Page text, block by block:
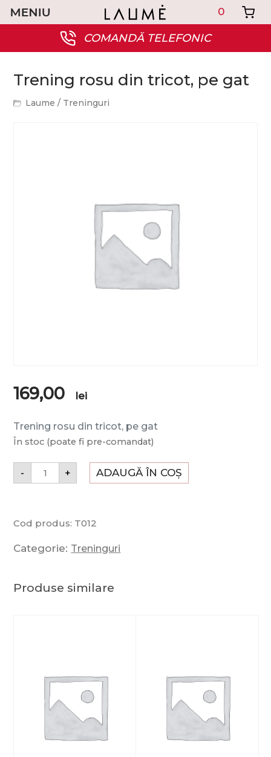
COMANDĂ TELEFONIC
0
Trening rosu din tricot, pe gat
Laume / Treninguri
169,00 lei
Trening rosu din tricot, pe gat
În stoc (poate fi pre-comandat)
- + ADAUGĂ ÎN COȘ
Cod produs: T012
Categorie: Treninguri
Produse similare